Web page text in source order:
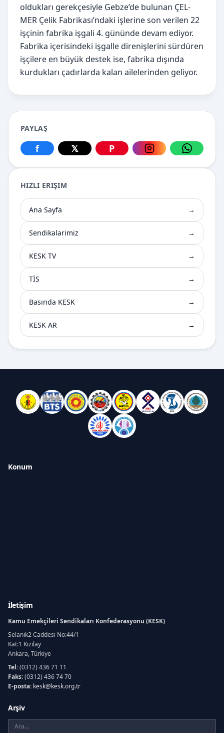
oldukları gerekçesiyle Gebze’de bulunan ÇEL-
MER Çelik Fabrikası’ndaki işlerine son verilen 22
işçinin fabrika işgali 4. gününde devam ediyor.
Fabrika içerisindeki işgalle direnişlerini sürdüren
işçilere en büyük destek ise, fabrika dışında
kurdukları çadırlarda kalan ailelerinden geliyor.
PAYLAŞ
Facebook üzerinden paylaş
f
X üzerinden paylaş
𝕏
Pinterest üzerinden paylaş
P
Instagram
HIZLI ERIŞIM
Ana Sayfa →
Sendikalarimiz →
KESK TV →
TİS →
Basında KESK →
KESK AR →
Konum
İletişim
Kamu Emekçileri Sendikaları Konfederasyonu (KESK)
Selanik2 Caddesi No:44/1
Kat:1 Kızılay
Ankara, Türkiye
Tel:(0312) 436 71 11
Faks:(0312) 436 74 70
E-posta: kesk@kesk.org.tr
Arşiv